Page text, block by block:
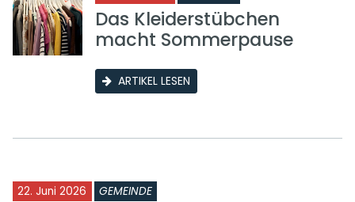
Das Kleiderstübchen
macht Sommerpause
ARTIKEL LESEN
22. Juni 2026 GEMEINDE